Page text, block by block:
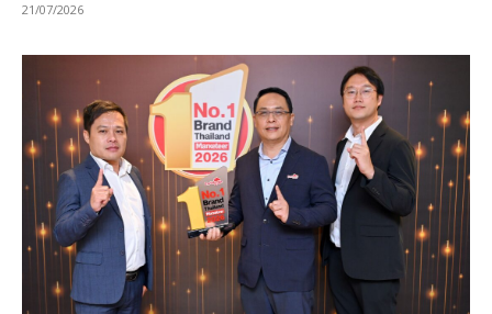
21/07/2026